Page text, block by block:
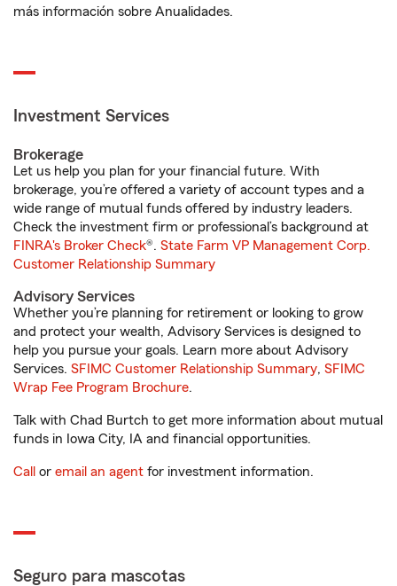
más información sobre Anualidades.
Investment Services
Brokerage
Let us help you plan for your financial future. With
brokerage, you’re offered a variety of account types and a
wide range of mutual funds offered by industry leaders.
Check the investment firm or professional’s background at
FINRA's Broker Check®. State Farm VP Management Corp.
Customer Relationship Summary
Advisory Services
Whether you’re planning for retirement or looking to grow
and protect your wealth, Advisory Services is designed to
help you pursue your goals. Learn more about Advisory
Services. SFIMC Customer Relationship Summary, SFIMC
Wrap Fee Program Brochure.
Talk with Chad Burtch to get more information about mutual
funds in Iowa City, IA and financial opportunities.
Call or email an agent for investment information.
Seguro para mascotas